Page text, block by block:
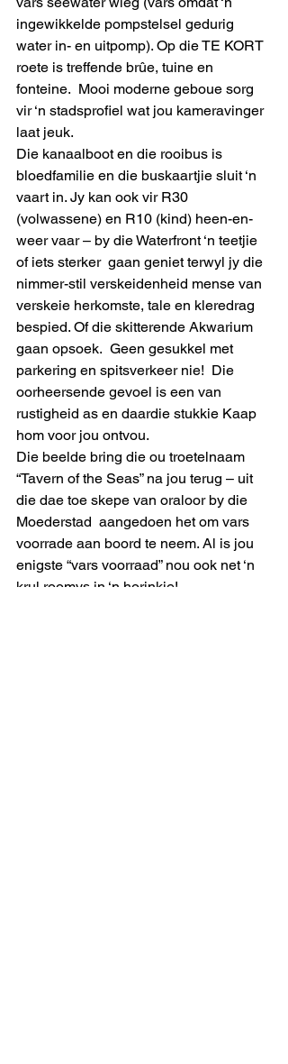
ingewikkelde pompstelsel gedurig
water in- en uitpomp). Op die TE KORT
roete is treffende brûe, tuine en
fonteine.  Mooi moderne geboue sorg
vir ‘n stadsprofiel wat jou kameravinger
laat jeuk.
Die kanaalboot en die rooibus is
bloedfamilie en die buskaartjie sluit ‘n
vaart in. Jy kan ook vir R30
(volwassene) en R10 (kind) heen-en-
weer vaar – by die Waterfront ‘n teetjie
of iets sterker  gaan geniet terwyl jy die
nimmer-stil verskeidenheid mense van
verskeie herkomste, tale en kleredrag
bespied. Of die skitterende Akwarium
gaan opsoek.  Geen gesukkel met
parkering en spitsverkeer nie!  Die
oorheersende gevoel is een van
rustigheid as en daardie stukkie Kaap
hom voor jou ontvou.
Die beelde bring die ou troetelnaam
“Tavern of the Seas” na jou terug – uit
die dae toe skepe van oraloor by die
Moederstad  aangedoen het om vars
voorrade aan boord te neem. Al is jou
enigste “vars voorraad” nou ook net ‘n
krul roomys in ‘n horinkie!